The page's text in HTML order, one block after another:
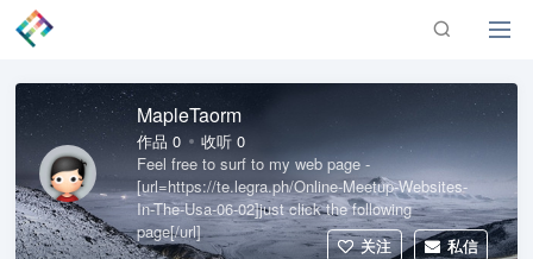
MapleTaorm
作品 0
收听 0
Feel free to surf to my web page -
[url=https://te.legra.ph/Online-Meetup-Websites-
In-The-Usa-06-02]just click the following
page[/url]
关注 私信